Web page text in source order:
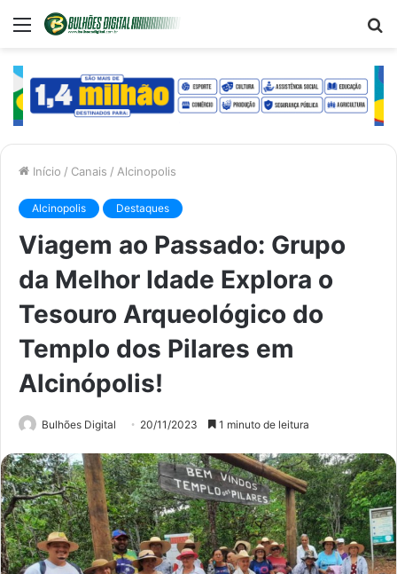
Menu
Início / Canais / Alcinopolis
Alcinopolis Destaques
Viagem ao Passado: Grupo
da Melhor Idade Explora o
Tesouro Arqueológico do
Templo dos Pilares em
Alcinópolis!
Bulhões Digital 20/11/2023 1 minuto de leitura